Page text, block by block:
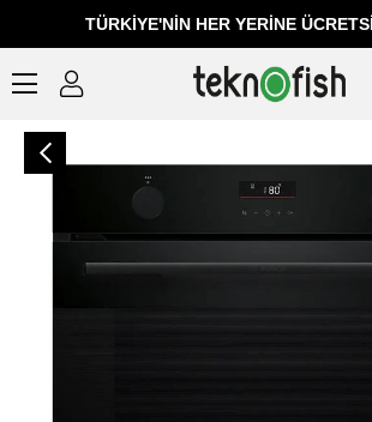
TÜRKIYE'NIN HER YERINE
Bosch HUA736EA0T 76 Lt Buhar Destekli Siyah Ankastre Fırın